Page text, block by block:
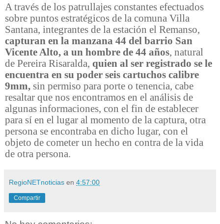
A través de los patrullajes constantes efectuados
sobre puntos estratégicos de la comuna Villa
Santana, integrantes de la estación el Remanso,
capturan en la manzana 44 del barrio San
Vicente Alto, a un hombre de 44 años, natural
de Pereira Risaralda, quien al ser registrado se le
encuentra en su poder seis cartuchos calibre
9mm, sin permiso para porte o tenencia, cabe
resaltar que nos encontramos en el análisis de
algunas informaciones, con el fin de establecer
para sí en el lugar al momento de la captura, otra
persona se encontraba en dicho lugar, con el
objeto de cometer un hecho en contra de la vida
de otra persona.
RegioNETnoticias en 4:57:00
Compartir